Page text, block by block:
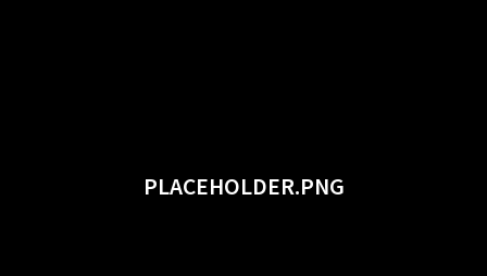
PLACEHOLDER.PNG